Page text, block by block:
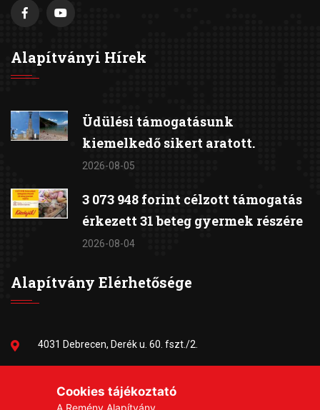
Alapítványi Hírek
Üdülési támogatásunk
kiemelkedő sikert aratott.
2026-08-05
3 073 948 forint célzott támogatás
érkezett 31 beteg gyermek részére
2026-08-04
Alapítvány Elérhetősége
4031 Debrecen, Derék u. 60. fszt./2.
Cookies tájékoztató
A Remény Alapítvány